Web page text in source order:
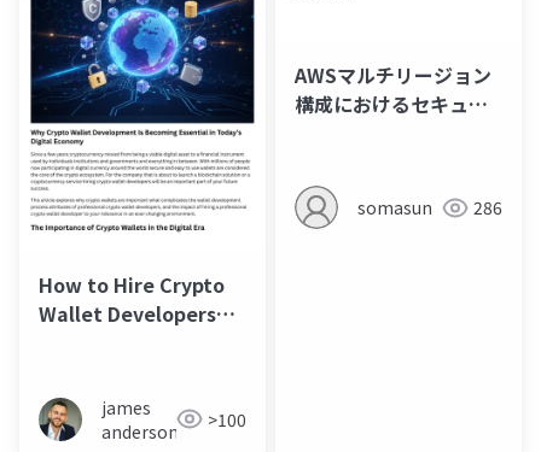
How to Hire Crypto
Wallet Developers
james
anderson
>100
AWSマルチリージョン
構成におけるセキュリ
somasun 286